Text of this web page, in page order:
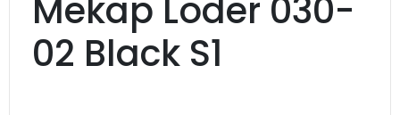
Mekap Loder 030-
02 Black S1